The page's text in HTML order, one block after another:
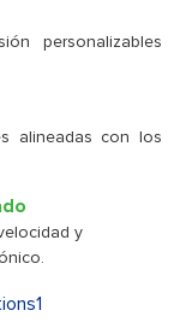
personalizables
alineadas con los
y